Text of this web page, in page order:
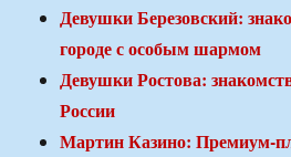
Девушки Березовский:
городе с особым шармом
Девушки Ростова:
России
Мартин Казино: Премиум-